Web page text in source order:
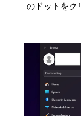
のドットをク